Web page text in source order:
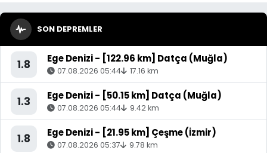
SON DEPREMLER
1.8 Ege Denizi - [122.96 km] Datça (Muğla)
07.08.2026 05:44 17.16 km
1.3 Ege Denizi - [50.15 km] Datça (Muğla)
07.08.2026 05:44 9.42 km
1.8 Ege Denizi - [21.95 km] Çeşme (İzmir)
07.08.2026 05:37 9.78 km